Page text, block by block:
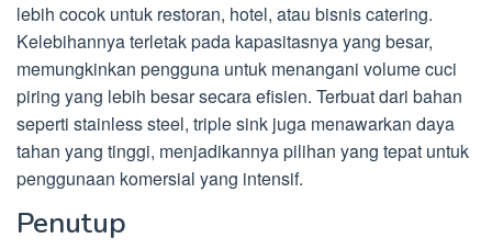
lebih cocok untuk restoran, hotel, atau bisnis catering.
Kelebihannya terletak pada kapasitasnya yang besar,
memungkinkan pengguna untuk menangani volume cuci
piring yang lebih besar secara efisien. Terbuat dari bahan
seperti stainless steel, triple sink juga menawarkan daya
tahan yang tinggi, menjadikannya pilihan yang tepat untuk
penggunaan komersial yang intensif.
Penutup